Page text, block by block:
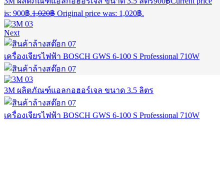
is: 900฿.1,020฿ Original price was: 1,020฿.
Next
เครื่องเจียรไฟฟ้า BOSCH GWS 6-100 S Professional 710W
3M ผลิตภัณฑ์แอลกอฮอร์เจล ขนาด 3.5 ลิตร
เครื่องเจียรไฟฟ้า BOSCH GWS 6-100 S Professional 710W